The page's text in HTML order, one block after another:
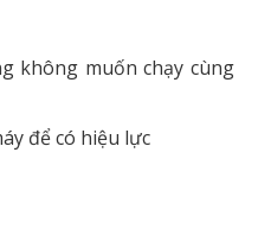
không muốn chạy cùng
để có hiệu lực